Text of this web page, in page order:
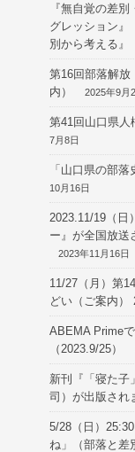
『無自覚の差
グレッション』
別から考える』
第16回部落解放
内）
2025年9月
第41回山口県人
7月8日
「山口県の部
10月16日
2023.11/19（
ー』が全国放送
2023年11月16日
11/27（月）第
どい（ご案内）
ABEMA Prime
（2023.9/25）
新刊『「寝た子
司）が出版され
5/28（日）
ね」（部落と差